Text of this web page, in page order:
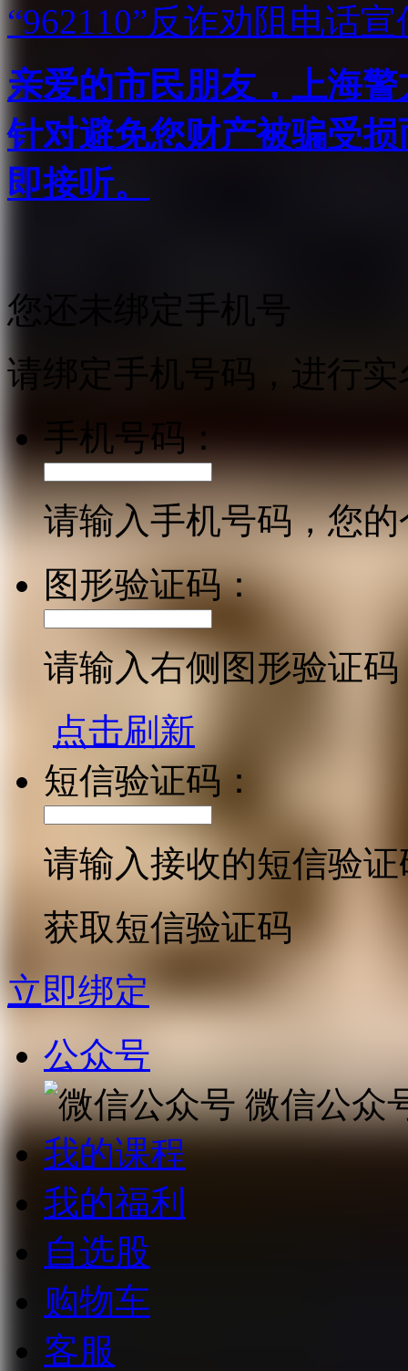
“962110”反诈劝阻电话宣
亲爱的市民朋友，上海
针对避免您财产被骗受
即接听。
您还未绑定手机号
请绑定手机号码，进行
手机号码：
请输入手机号码，您
图形验证码：
请输入右侧图形验证码
点击刷新
短信验证码：
请输入接收的短信验证
获取短信验证码
立即绑定
公众号
微信公众
我的课程
我的福利
自选股
购物车
客服